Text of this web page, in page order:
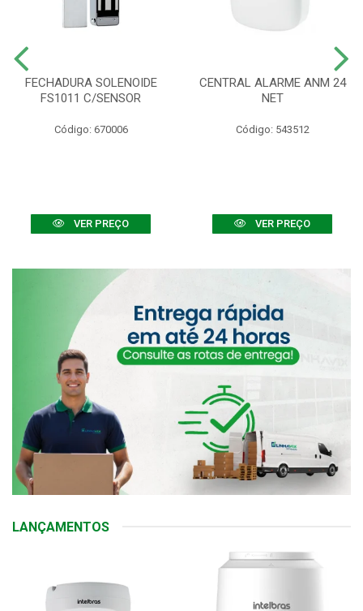
FECHADURA SOLENOIDE
FS1011 C/SENSOR
Código: 670006
VER PREÇO
CENTRAL ALARME ANM 24
NET
Código: 543512
VER PREÇO
LANÇAMENTOS